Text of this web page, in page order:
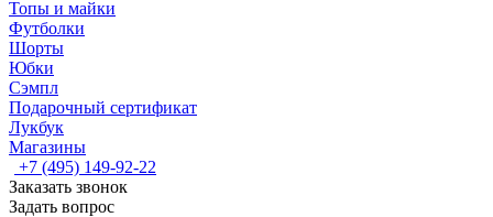
Топы и майки
Футболки
Шорты
Юбки
Сэмпл
Подарочный сертификат
Лукбук
Магазины
+7 (495) 149-92-22
Заказать звонок
Задать вопрос